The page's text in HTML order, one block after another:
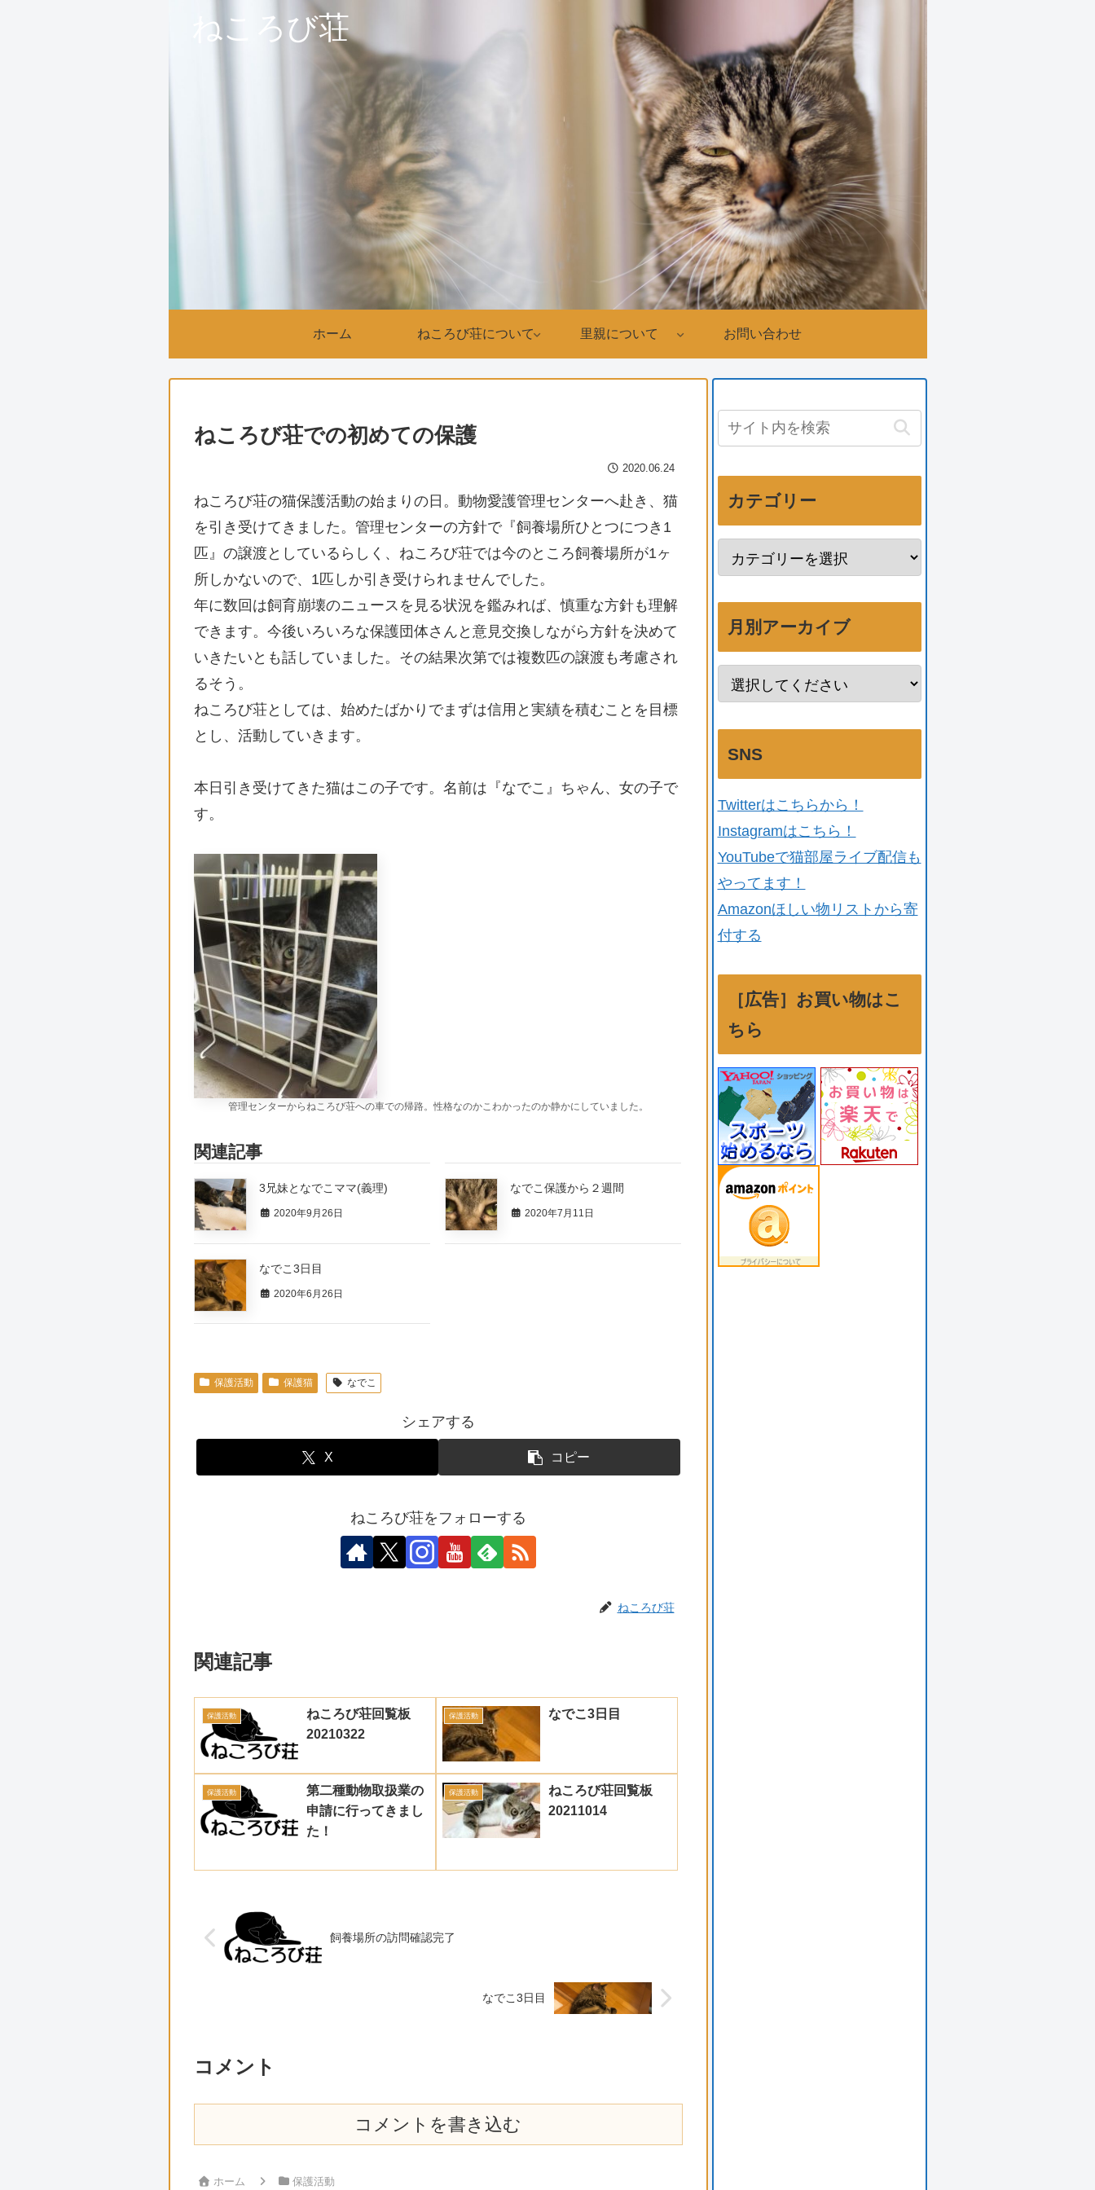
ねころび荘
ホーム ねころび荘について 里親について お問い合わせ
ねころび荘での初めての保護
2020.06.24
ねころび荘の猫保護活動の始まりの日。動物愛護管理センターへ赴き、猫
を引き受けてきました。管理センターの方針で『飼養場所ひとつにつき1
匹』の譲渡としているらしく、ねころび荘では今のところ飼養場所が1ヶ
所しかないので、1匹しか引き受けられませんでした。
年に数回は飼育崩壊のニュースを見る状況を鑑みれば、慎重な方針も理解
できます。今後いろいろな保護団体さんと意見交換しながら方針を決めて
いきたいとも話していました。その結果次第では複数匹の譲渡も考慮され
るそう。
ねころび荘としては、始めたばかりでまずは信用と実績を積むことを目標
とし、活動していきます。
本日引き受けてきた猫はこの子です。名前は『なでこ』ちゃん、女の子で
す。
管理センターからねころび荘への車での帰路。性格なのかこわかったのか静かにしていました。
関連記事
3兄妹となでこママ(義理)
2020年9月26日
なでこ保護から２週間
2020年7月11日
なでこ3日目
2020年6月26日
保護活動 保護猫 なでこ
シェアする
X コピー
ねころび荘をフォローする
ねころび荘
関連記事
保護活動
ねころび荘回覧板
20210322
保護活動 なでこ3日目
保護活動
第二種動物取扱業の
申請に行ってきまし
た！
保護活動
ねころび荘回覧板
20211014
飼養場所の訪問確認完了
なでこ3日目
コメント
コメントを書き込む
ホーム 保護活動
カテゴリー
月別アーカイブ
SNS
Twitterはこちらから！
Instagramはこちら！
YouTubeで猫部屋ライブ配信も
やってます！
Amazonほしい物リストから寄
付する
［広告］お買い物はこ
ちら